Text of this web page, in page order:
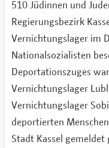
510 Jüdinnen und
Regierungsbezirk
Vernichtungslager im
Nationalsozialisten
Deportationszuges
Vernichtungslager
Vernichtungslager
deportierten
Stadt Kassel